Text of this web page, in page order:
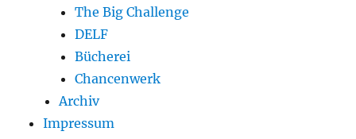
The Big Challenge
DELF
Bücherei
Chancenwerk
Archiv
Impressum